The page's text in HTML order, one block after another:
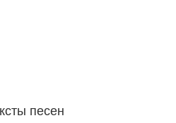
песен